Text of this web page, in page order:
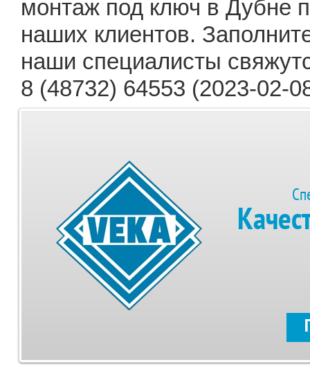
монтаж под ключ в Дубне
наших клиентов.
наши специалисты
8 (48732) 64553 (2023-02-